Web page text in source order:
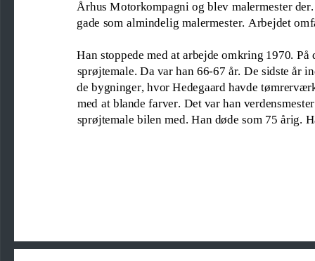
Århus Motorkompagni og blev malermester
gade som almindelig malermester. Arbejdet o
Han stoppede med at arbejde omkring 1970. På
sprøjtemale Da var han 66-67 år. De sidste år
de bygninger, hvor Hedegaard havde
med at blande farver. Det var han
sprøjtemale bilen med. Han døde som 75 årig.